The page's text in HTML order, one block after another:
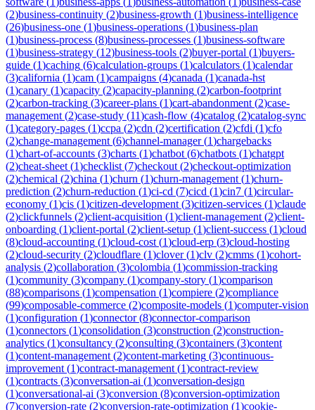
(2)business-continuity (2)business-growth (1)business-intelligence
(26)business-one (1)business-operations (1)business-plan
(1)business-process (8)business-processes (1)business-software
(1)business-strategy (12)business-tools (2)buyer-portal (1)buyers-
guide (1)caching (6)calculation-groups (1)calculators (1)calendar
(3)california (1)cam (1)campaigns (4)canada (1)canada-hst
(1)canary (1)capacity (2)capacity-planning (2)carbon-footprint
(2)carbon-tracking (3)career-plans (1)cart-abandonment (2)case-
management (2)case-study (11)cash-flow (4)catalog (2)catalog-sync
(1)category-pages (1)ccpa (2)cdn (2)certification (2)cfdi (1)cfo
(2)change-management (6)channel-manager(1)chargebacks
(1)chart-of-accounts (3)charts (1)chatbot (6)chatbots (1)chatgpt
(2)cheat-sheet (1)checklist (7)checkout (2)checkout-optimization
(2)chemical (2)china (1)churn (1)churn-management (1)churn-
prediction (2)churn-reduction (1)ci-cd (7)cicd (1)cin7 (1)circular-
economy (1)cis (1)citizen-development (3)citizen-services (1)claude
(2)clickfunnels (2)client-acquisition (1)client-management (2)client-
onboarding (1)client-portal (2)client-setup (1)client-success (1)cloud
(8)cloud-accounting (1)cloud-cost (1)cloud-erp (3)cloud-hosting
(2)cloud-security (2)cloudflare (1)clover(1)clv (2)cmms (1)cohort-
analysis (2)collaboration (3)colombia (1)commission-tracking
(1)community (3)company (1)company-story (1)comparison
(88)comparisons (1)compensation (1)compiere (2)compliance
(99)composable-commerce (2)composite-models (1)computer-vision
(1)configuration (1)connector(8)connector-comparison
(1)connectors (1)consolidation (3)construction (2)construction-
analytics (1)consultancy (2)consulting (3)containers (3)content
(1)content-management (2)content-marketing (3)continuous-
improvement (1)contract-management (1)contract-review
(1)contracts (3)conversation-ai (1)conversation-design
(1)conversational-ai (3)conversion (8)conversion-optimization
(7)conversion-rate (2)conversion-rate-optimization (1)cookie-